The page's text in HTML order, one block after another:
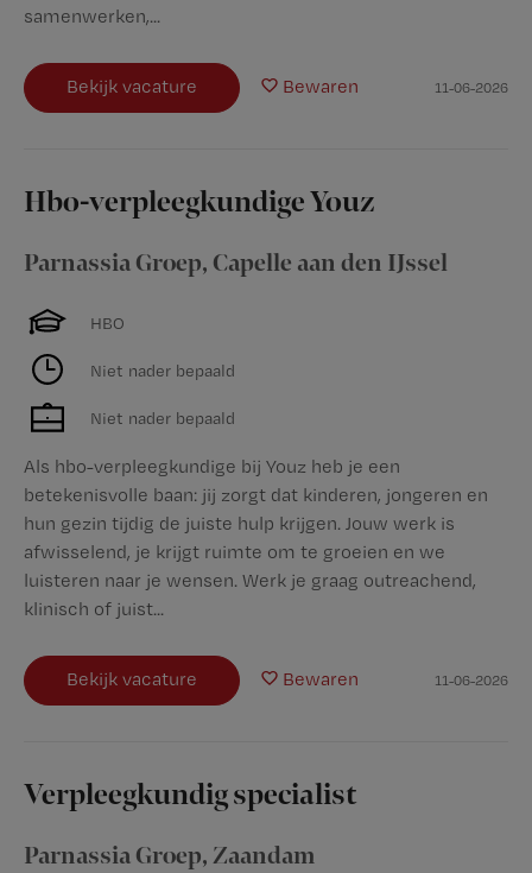
samenwerken,...
Bekijk vacature Bewaren 11-06-2026
Hbo-verpleegkundige Youz
Parnassia Groep, Capelle aan den IJssel
HBO
Niet nader bepaald
Niet nader bepaald
Als hbo-verpleegkundige bij Youz heb je een
betekenisvolle baan: jij zorgt dat kinderen, jongeren en
hun gezin tijdig de juiste hulp krijgen. Jouw werk is
afwisselend, je krijgt ruimte om te groeien en we
luisteren naar je wensen. Werk je graag outreachend,
klinisch of juist...
Bekijk vacature Bewaren 11-06-2026
Verpleegkundig specialist
Parnassia Groep, Zaandam